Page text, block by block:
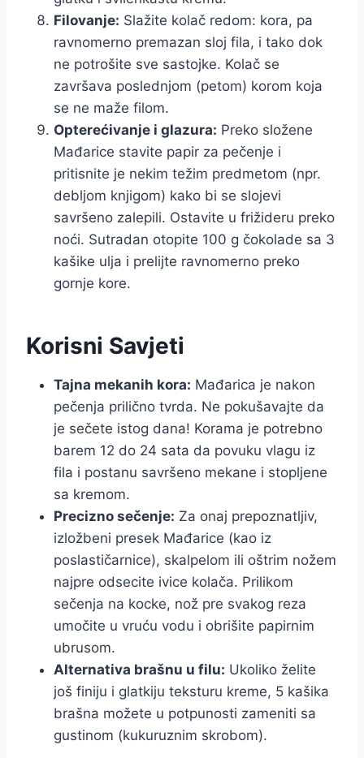
Filovanje: Slažite kolač redom: kora, pa
ravnomerno premazan sloj fila, i tako dok
ne potrošite sve sastojke. Kolač se
završava poslednjom (petom) korom koja
se ne maže filom.
Opterećivanje i glazura: Preko složene
Mađarice stavite papir za pečenje i
pritisnite je nekim težim predmetom (npr.
debljom knjigom) kako bi se slojevi
savršeno zalepili. Ostavite u frižideru preko
noći. Sutradan otopite 100 g čokolade sa 3
kašike ulja i prelijte ravnomerno preko
gornje kore.
Korisni Savjeti
Tajna mekanih kora: Mađarica je nakon
pečenja prilično tvrda. Ne pokušavajte da
je sečete istog dana! Korama je potrebno
barem 12 do 24 sata da povuku vlagu iz
fila i postanu savršeno mekane i stopljene
sa kremom.
Precizno sečenje: Za onaj prepoznatljiv,
izložbeni presek Mađarice (kao iz
poslastičarnice), skalpelom ili oštrim nožem
najpre odsecite ivice kolača. Prilikom
sečenja na kocke, nož pre svakog reza
umočite u vruću vodu i obrišite papirnim
ubrusom.
Alternativa brašnu u filu: Ukoliko želite
još finiju i glatkiju teksturu kreme, 5 kašika
brašna možete u potpunosti zameniti sa
gustinom (kukuruznim skrobom).